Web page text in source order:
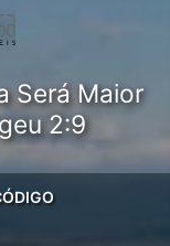
Será Maior
2:9